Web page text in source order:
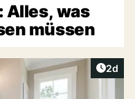
Alles, was
müssen
2d